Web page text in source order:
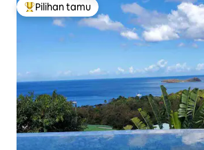
Pilihan tamu terpopuler
Pilihan tamu